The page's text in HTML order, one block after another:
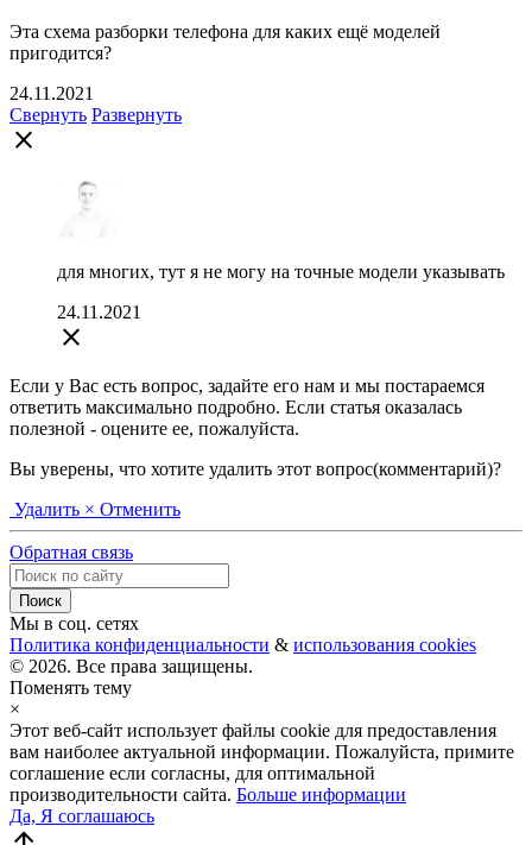
Эта схема разборки телефона для каких ещё моделей
пригодится?
24.11.2021
Свернуть Развернуть
close
для многих, тут я не могу на точные модели указывать
24.11.2021
close
Если у Вас есть вопрос, задайте его нам и мы постараемся
ответить максимально подробно. Если статья оказалась
полезной - оцените ее, пожалуйста.
Вы уверены, что хотите удалить этот вопрос(комментарий)?
Удалить × Отменить
Обратная связь
Мы в соц. сетях
Политика конфиденциальности & использования cookies
© 2026. Все права защищены.
Поменять тему
×
Этот веб-сайт использует файлы cookie для предоставления
вам наиболее актуальной информации. Пожалуйста, примите
соглашение если согласны, для оптимальной
производительности сайта. Больше информации
Да, Я соглашаюсь